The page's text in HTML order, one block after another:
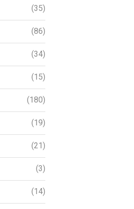
(35)
(86)
(34)
(15)
(180)
(19)
(21)
(3)
(14)